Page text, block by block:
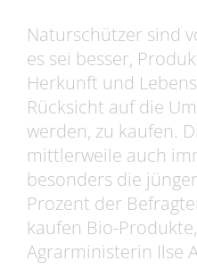
Naturschützer sind
es sei besser,
Herkunft und
Rücksicht auf die
werden, zu kaufen.
mittlerweile auch
besonders die
Prozent der
kaufen Bio-
Agrarministerin Ilse